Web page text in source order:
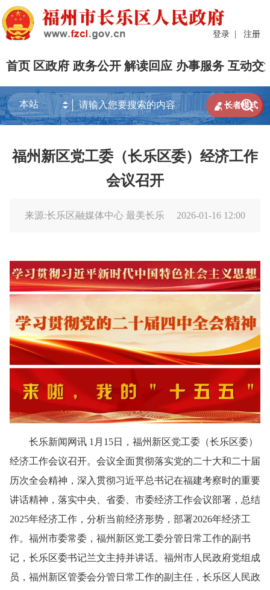
登录 | 注册
首页 区政府 政务公开 解读回应 办事服务 互动交

 长者模式
福州新区党工委（长乐区委）经济工作
会议召开
来源:长乐区融媒体中心 最美长乐 2026-01-16 12:00
长乐新闻网讯 1月15日，福州新区党工委（长乐区委）
经济工作会议召开。会议全面贯彻落实党的二十大和二十届
历次全会精神，深入贯彻习近平总书记在福建考察时的重要
讲话精神，落实中央、省委、市委经济工作会议部署，总结
2025年经济工作，分析当前经济形势，部署2026年经济工
作。福州市委常委，福州新区党工委分管日常工作的副书
记，长乐区委书记兰文主持并讲话。福州市人民政府党组成
员，福州新区管委会分管日常工作的副主任，长乐区人民政